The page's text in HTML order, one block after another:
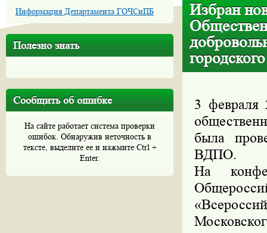
Информация Департамента ГОЧСиПБ
Полезно знать
Сообщить об ошибке
На сайте работает система проверки
ошибок. Обнаружив неточность в
тексте, выделите ее и нажмите Ctrl +
Enter.
Избран
3 февраля
была
ВДПО.
На